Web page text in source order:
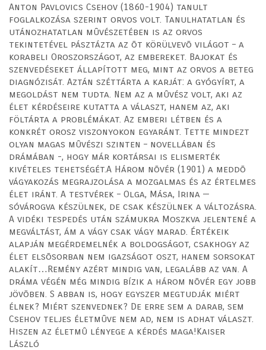
Anton Pavlovics Csehov (1860-1904) tanult
foglalkozása szerint orvos volt. Tanulhatatlan és
utánozhatatlan mûvészetében is az orvos
tekintetével pásztázta az õt körülvevõ világot – a
korabeli Oroszországot, az embereket. Bajokat és
szenvedéseket állapított meg, mint az orvos a beteg
diagnózisát. Aztán széttárta a karját: a gyógyírt, a
megoldást nem tudta. Nem az a mûvész volt, aki az
élet kérdéseire kutatta a választ, hanem az, aki
föltárta a problémákat. Az emberi létben és a
konkrét orosz viszonyokon egyaránt. Tette mindezt
olyan magas mûvészi szinten – novellában és
drámában -, hogy már kortársai is elismerték
kivételes tehetségét.A Három nõvér (1901) a meddõ
vágyakozás megrajzolása a mozgalmas és az értelmes
élet iránt. A testvérek – Olga, Mása, Irina —
sóvárogva készülnek, de csak készülnek a változásra.
A vidéki tespedés után számukra Moszkva jelentené a
megváltást, ám a vágy csak vágy marad. Értékeik
alapján megérdemelnék a boldogságot, csakhogy az
élet elsõsorban nem igazságot oszt, hanem sorsokat
alakít…Remény azért mindig van, legalább az van. A
dráma végén még mindig bízik a három nõvér egy jobb
jövõben. S abban is, hogy egyszer megtudják miért
élnek? Miért szenvednek? De erre sem a darab, sem
Csehov teljes életmûve nem ad, nem is adhat választ.
Hiszen az életmû lényege a kérdés maga!Kaiser
László